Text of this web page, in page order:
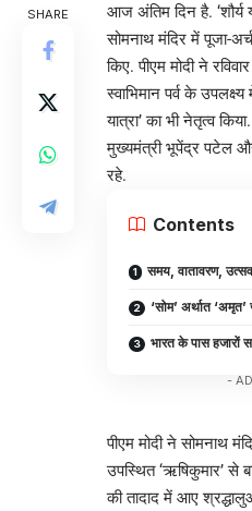
SHARE
आज अंतिम दिन है. ‘शौर्य
सोमनाथ मंदिर में पूजा-
किए. पीएम मोदी ने
स्वाभिमान पर्व के
यात्रा’ का भी नेतृत्व
मुख्यमंत्री भूपेंद्र पटेल
रहे.
Contents
समय, वातावरण, उत्सव
‘सोम’ अर्थात
भारत के पास हजारों
-
पीएम मोदी ने सोमनाथ
उपस्थित ‘ऋषिकुमार’ से
की तादाद में आए